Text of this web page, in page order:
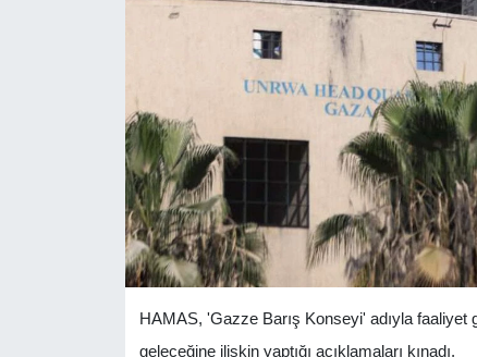
HAMAS, 'Gazze Barış Konseyi' adıyla
geleceğine ilişkin yaptığı açıklamaları kınadı.